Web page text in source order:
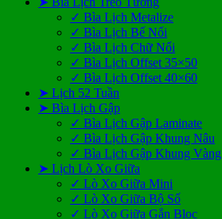
✓ Bìa Lịch Metalize
✓ Bìa Lịch Bế Nổi
✓ Bìa Lịch Chữ Nổi
✓ Bìa Lịch Offset 35×50
✓ Bìa Lịch Offset 40×60
➤ Lịch 52 Tuần
➤ Bìa Lịch Gập
✓ Bìa Lịch Gập Laminate
✓ Bìa Lịch Gập Khung Nâu
✓ Bìa Lịch Gập Khung Vàng
➤ Lịch Lò Xo Giữa
✓ Lò Xo Giữa Mini
✓ Lò Xo Giữa Bộ Số
✓ Lò Xo Giữa Gắn Bloc